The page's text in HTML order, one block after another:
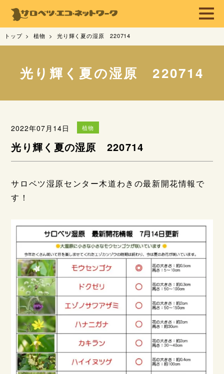
トップ 植物 光り輝く夏の湿原 220714
光り輝く夏の湿原 220714
2022年07月14日 植物
光り輝く夏の湿原 220714
サロベツ湿原センター木道わきの最新開花情報で
す！